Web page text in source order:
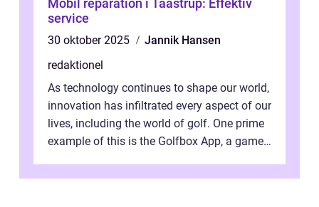
Mobil reparation i Taastrup: Effektiv
service
30 oktober 2025
Jannik Hansen
redaktionel
As technology continues to shape our world,
innovation has infiltrated every aspect of our
lives, including the world of golf. One prime
example of this is the Golfbox App, a game-